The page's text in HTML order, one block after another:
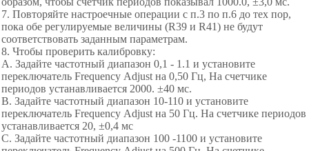
7. Повторяйте настроечные операции с п.3 по п.6 до тех пор,
пока обе регулируемые величины (R39 и R41) не будут
соответствовать заданным параметрам.
8. Чтобы проверить калибровку:
А. Задайте частотный диапазон 0,1 - 1.1 и установите
переключатель Frequencу Adjust на 0,50 Гц, На счетчике
периодов устанавливается 2000. ±40 мс.
В. Задайте частотный диапазон 10-110 и установите
переключатель Frequencу Adjust на 50 Гц. На счетчике периодов
устанавливается 20, ±0,4 мс
С. Задайте частотный диапазон 100 -1100 и установите